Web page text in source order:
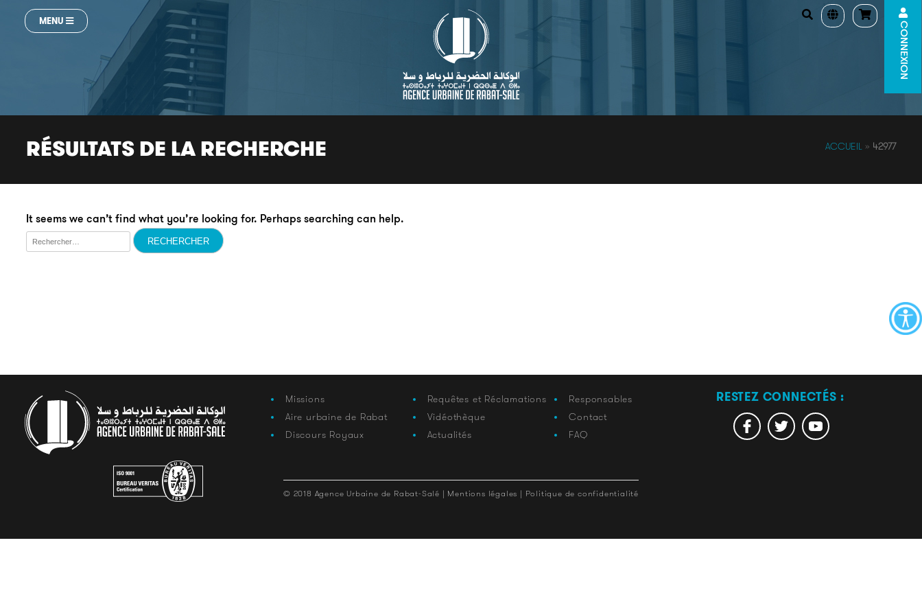
MENU CONNEXION
RÉSULTATS DE LA RECHERCHE ACCUEIL» 42977
It seems we can’t find what you’re looking for. Perhaps searching can help.
Rechercher :
Missions
Aire urbaine de Rabat
Discours Royaux
Requêtes et Réclamations
Vidéothèque
Actualités
Responsables
Contact
FAQ
RESTEZ CONNECTÉS :
© 2018 Agence Urbaine de Rabat-Salé | Mentions légales | Politique de confidentialité